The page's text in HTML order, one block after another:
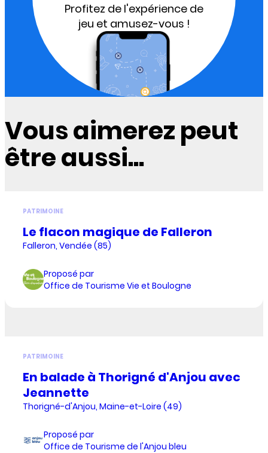
Profitez de l'expérience de
jeu et amusez-vous !
Vous aimerez peut
être aussi...
PATRIMOINE
Le flacon magique de Falleron
Falleron, Vendée (85)
Proposé par
Office de Tourisme Vie et Boulogne
PATRIMOINE
En balade à Thorigné d'Anjou avec
Jeannette
Thorigné-d'Anjou, Maine-et-Loire (49)
Proposé par
Office de Tourisme de l'Anjou bleu